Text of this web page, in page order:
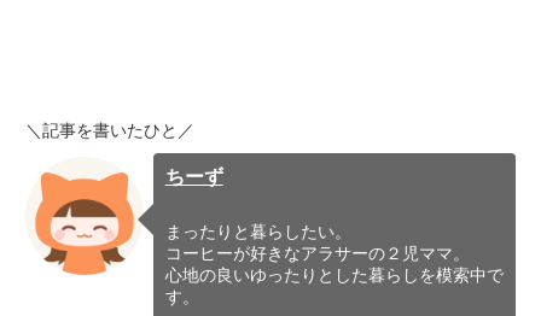
＼記事を書いたひと／
ちーず
まったりと暮らしたい。
コーヒーが好きなアラサーの２児ママ。
心地の良いゆったりとした暮らしを模索中で
す。